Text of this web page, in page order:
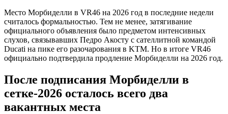
Место Морбиделли в VR46 на 2026 год в последние недели
считалось формальностью. Тем не менее, затягивание
официального объявления было предметом интенсивных
слухов, связывавших Педро Акосту с сателлитной командой
Ducati на пике его разочарования в KTM. Но в итоге VR46
официально подтвердила продление Морбиделли на 2026 год.
После подписания Морбиделли в
сетке‑2026 осталось всего два
вакантных места